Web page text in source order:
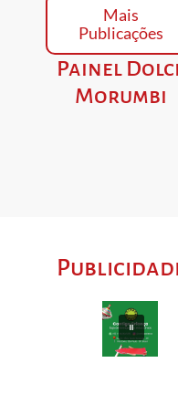
Mais
Publicações
Painel
Morumbi